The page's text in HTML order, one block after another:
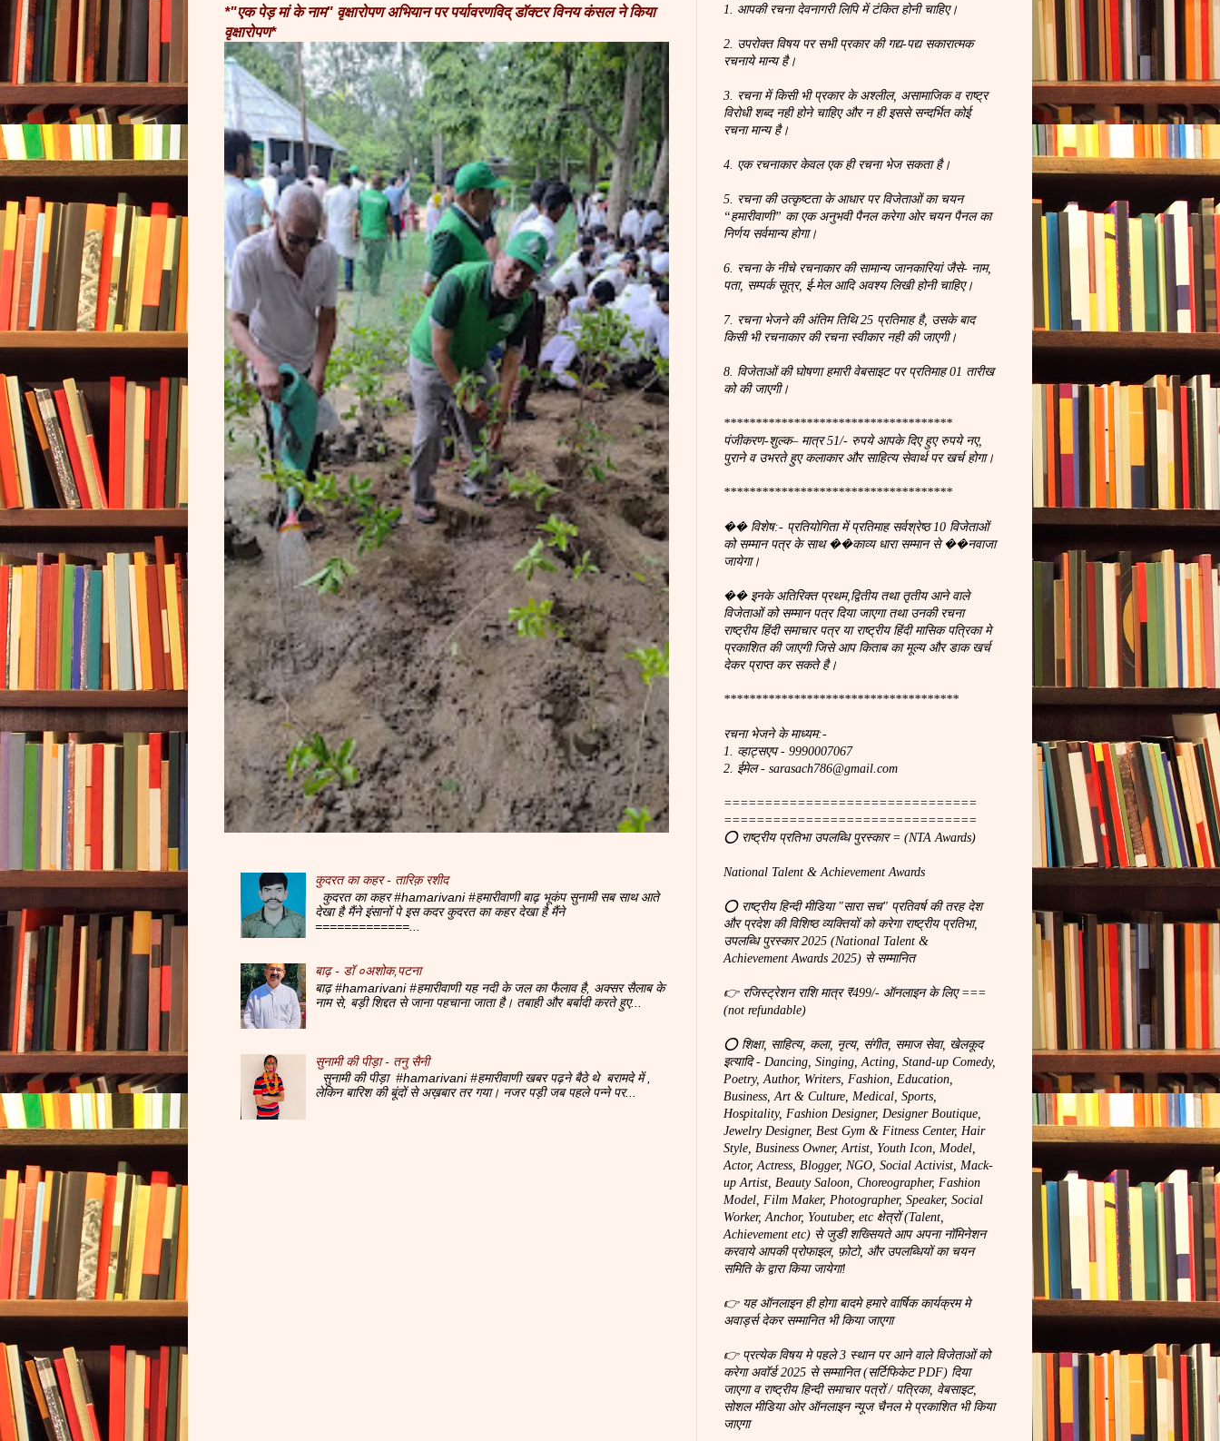
*"एक पेड़ मां के नाम" वृक्षारोपण अभियान पर पर्यावरणविद् डॉक्टर विनय कंसल ने किया
वृक्षारोपण*
कुदरत का कहर - तारिक़ रशीद
कुदरत का कहर #hamarivani #हमारीवाणी बाढ़ भूकंप सुनामी सब साथ आते
देखा है मैंने इंसानों पे इस कदर कुदरत का कहर देखा है मैंने
=============...
बाढ़ - डॉ ०अशोक,पटना
बाढ़ #hamarivani #हमारीवाणी यह नदी के जल का फैलाव है, अक्सर सैलाब के
नाम से, बड़ी शिद्दत से जाना पहचाना जाता है। तबाही और बर्बादी करते हुए...
सुनामी की पीड़ा - तनु सैनी
सुनामी की पीड़ा #hamarivani #हमारीवाणी खबर पढ़ने बैठे थे बरामदे में ,
लेकिन बारिश की बूंदों से अख़बार तर गया। नजर पड़ी जब पहले पन्ने पर...
1. आपकी रचना देवनागरी लिपि में टंकित होनी चाहिए।
2. उपरोक्त विषय पर सभी प्रकार की गद्य-पद्य सकारात्मक
रचनाये मान्य है।
3. रचना में किसी भी प्रकार के अश्लील, असामाजिक व राष्ट्र
विरोधी शब्द नही होने चाहिए और न ही इससे सन्दर्भित कोई
रचना मान्य है।
4. एक रचनाकार केवल एक ही रचना भेज सकता है।
5. रचना की उत्कृष्टता के आधार पर विजेताओं का चयन
“हमारीवाणी” का एक अनुभवी पैनल करेगा ओर चयन पैनल का
निर्णय सर्वमान्य होगा।
6. रचना के नीचे रचनाकार की सामान्य जानकारियां जैसे- नाम,
पता, सम्पर्क सूत्र, ई-मेल आदि अवश्य लिखी होनी चाहिए।
7. रचना भेजने की अंतिम तिथि 25 प्रतिमाह है, उसके बाद
किसी भी रचनाकार की रचना स्वीकार नही की जाएगी।
8. विजेताओं की घोषणा हमारी वेबसाइट पर प्रतिमाह 01 तारीख
को की जाएगी।
************************************
पंजीकरण-शुल्क– मात्र 51/- रुपये आपके दिए हुए रुपये नए,
पुराने व उभरते हुए कलाकार और साहित्य सेवार्थ पर खर्च होगा।
************************************
�� विशेष:- प्रतियोगिता में प्रतिमाह सर्वश्रेष्ठ 10 विजेताओं
को सम्मान पत्र के साथ ��काव्य धारा सम्मान से ��नवाजा
जायेगा।
�� इनके अतिरिक्त प्रथम,द्वितीय तथा तृतीय आने वाले
विजेताओं को सम्मान पत्र दिया जाएगा तथा उनकी रचना
राष्ट्रीय हिंदी समाचार पत्र या राष्ट्रीय हिंदी मासिक पत्रिका मे
प्रकाशित की जाएगी जिसे आप किताब का मूल्य और डाक खर्च
देकर प्राप्त कर सकते है।
*************************************
रचना भेजने के माध्यम:-
1. व्हाट्सएप - 9990007067
2. ईमेल - sarasach786@gmail.com
===============================
===============================
⭕ राष्ट्रीय प्रतिभा उपलब्धि पुरस्कार = (NTA Awards)
National Talent & Achievement Awards
⭕ राष्ट्रीय हिन्दी मीडिया "सारा सच" प्रतिवर्ष की तरह देश
और प्रदेश की विशिष्ठ व्यक्तियों को करेगा राष्ट्रीय प्रतिभा,
उपलब्धि पुरस्कार 2025 (National Talent &
Achievement Awards 2025) से सम्मानित
👉 रजिस्ट्रेशन राशि मात्र ₹499/- ऑनलाइन के लिए ===
(not refundable)
⭕ शिक्षा, साहित्य, कला, नृत्य, संगीत, समाज सेवा, खेलकूद
इत्यादि - Dancing, Singing, Acting, Stand-up Comedy,
Poetry, Author, Writers, Fashion, Education,
Business, Art & Culture, Medical, Sports,
Hospitality, Fashion Designer, Designer Boutique,
Jewelry Designer, Best Gym & Fitness Center, Hair
Style, Business Owner, Artist, Youth Icon, Model,
Actor, Actress, Blogger, NGO, Social Activist, Mack-
up Artist, Beauty Saloon, Choreographer, Fashion
Model, Film Maker, Photographer, Speaker, Social
Worker, Anchor, Youtuber, etc क्षेत्रों (Talent,
Achievement etc) से जुडी शख्सियते आप अपना नॉमिनेशन
करवाये आपकी प्रोफाइल, फ़ोटो, और उपलब्धियों का चयन
समिति के द्वारा किया जायेगा!
👉 यह ऑनलाइन ही होगा बादमे हमारे वार्षिक कार्यक्रम मे
अवार्ड्स देकर सम्मानित भी किया जाएगा
👉 प्रत्येक विषय मे पहले 3 स्थान पर आने वाले विजेताओं को
करेगा अवॉर्ड 2025 से सम्मानित (सर्टिफिकेट PDF) दिया
जाएगा व राष्ट्रीय हिन्दी समाचार पत्रों / पत्रिका, वेबसाइट,
सोशल मीडिया ओर ऑनलाइन न्यूज चैनल मे प्रकाशित भी किया
जाएगा